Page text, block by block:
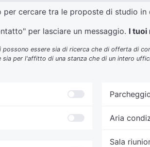
cercare tra le proposte di studio
per lasciare un messaggio. I tuoi
possono essere sia di ricerca che di offerta di
sia per l'affitto di una stanza che di un intero
Aria
Sala